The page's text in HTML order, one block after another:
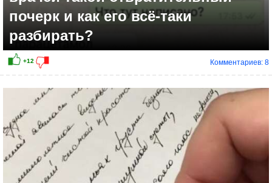
почерк и как его всё-таки
разбирать?
Комментариев: 8